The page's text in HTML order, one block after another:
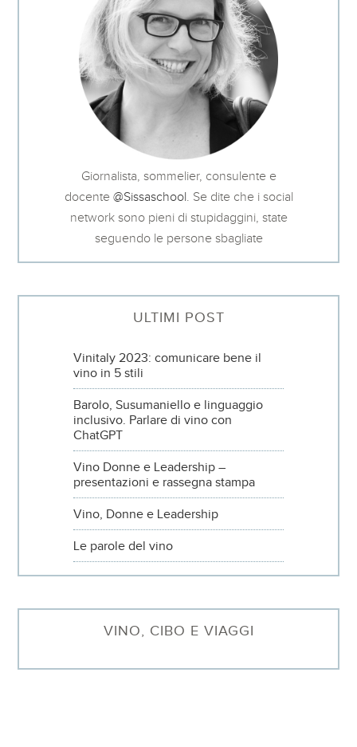
Giornalista, sommelier, consulente e
docente @Sissaschool. Se dite che i social
network sono pieni di stupidaggini, state
seguendo le persone sbagliate
ULTIMI POST
Vinitaly 2023: comunicare bene il
vino in 5 stili
Barolo, Susumaniello e linguaggio
inclusivo. Parlare di vino con
ChatGPT
Vino Donne e Leadership –
presentazioni e rassegna stampa
Vino, Donne e Leadership
Le parole del vino
VINO, CIBO E VIAGGI